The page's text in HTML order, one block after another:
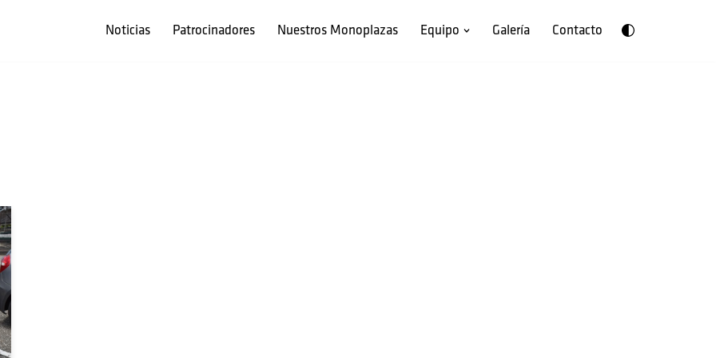
Noticias Patrocinadores Nuestros Monoplazas Equipo Galería Contacto